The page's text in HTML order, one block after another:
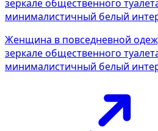
Женщина в повседневной
зеркале общественного
минималистичный белый